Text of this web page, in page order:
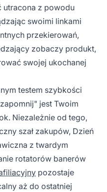
utracona z powodu
swoimi linkami
przekierowań,
zobaczy produkt,
swojej ukochanej
testem szybkości
jest Twoim
Niezależnie od tego,
szał zakupów, Dzień
z twardym
rotatorów banerów
pozostaje
aż do ostatniej